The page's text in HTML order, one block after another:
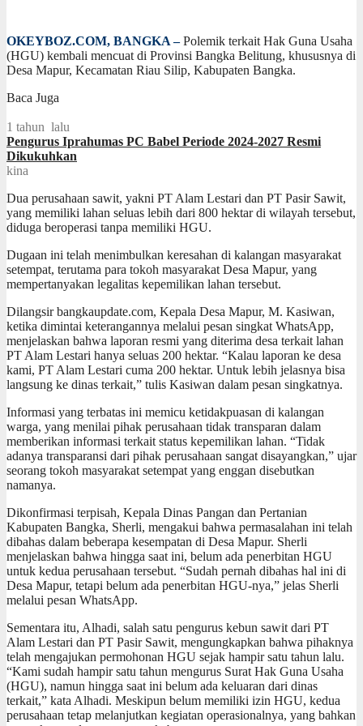
OKEYBOZ.COM, BANGKA –Polemik terkait Hak Guna Usaha
(HGU) kembali mencuat di Provinsi Bangka Belitung, khususnya di
Desa Mapur, Kecamatan Riau Silip, Kabupaten Bangka.
Baca Juga
1 tahun lalu
Pengurus Iprahumas PC Babel Periode 2024-2027 Resmi
Dikukuhkan
kina
Dua perusahaan sawit, yakni PT Alam Lestari dan PT Pasir Sawit,
yang memiliki lahan seluas lebih dari 800 hektar di wilayah tersebut,
diduga beroperasi tanpa memiliki HGU.
Dugaan ini telah menimbulkan keresahan di kalangan masyarakat
setempat, terutama para tokoh masyarakat Desa Mapur, yang
mempertanyakan legalitas kepemilikan lahan tersebut.
Dilangsir bangkaupdate.com, Kepala Desa Mapur, M. Kasiwan,
ketika dimintai keterangannya melalui pesan singkat WhatsApp,
menjelaskan bahwa laporan resmi yang diterima desa terkait lahan
PT Alam Lestari hanya seluas 200 hektar. “Kalau laporan ke desa
kami, PT Alam Lestari cuma 200 hektar. Untuk lebih jelasnya bisa
langsung ke dinas terkait,” tulis Kasiwan dalam pesan singkatnya.
Informasi yang terbatas ini memicu ketidakpuasan di kalangan
warga, yang menilai pihak perusahaan tidak transparan dalam
memberikan informasi terkait status kepemilikan lahan. “Tidak
adanya transparansi dari pihak perusahaan sangat disayangkan,” ujar
seorang tokoh masyarakat setempat yang enggan disebutkan
namanya.
Dikonfirmasi terpisah, Kepala Dinas Pangan dan Pertanian
Kabupaten Bangka, Sherli, mengakui bahwa permasalahan ini telah
dibahas dalam beberapa kesempatan di Desa Mapur. Sherli
menjelaskan bahwa hingga saat ini, belum ada penerbitan HGU
untuk kedua perusahaan tersebut. “Sudah pernah dibahas hal ini di
Desa Mapur, tetapi belum ada penerbitan HGU-nya,” jelas Sherli
melalui pesan WhatsApp.
Sementara itu, Alhadi, salah satu pengurus kebun sawit dari PT
Alam Lestari dan PT Pasir Sawit, mengungkapkan bahwa pihaknya
telah mengajukan permohonan HGU sejak hampir satu tahun lalu.
“Kami sudah hampir satu tahun mengurus Surat Hak Guna Usaha
(HGU), namun hingga saat ini belum ada keluaran dari dinas
terkait,” kata Alhadi. Meskipun belum memiliki izin HGU, kedua
perusahaan tetap melanjutkan kegiatan operasionalnya, yang bahkan